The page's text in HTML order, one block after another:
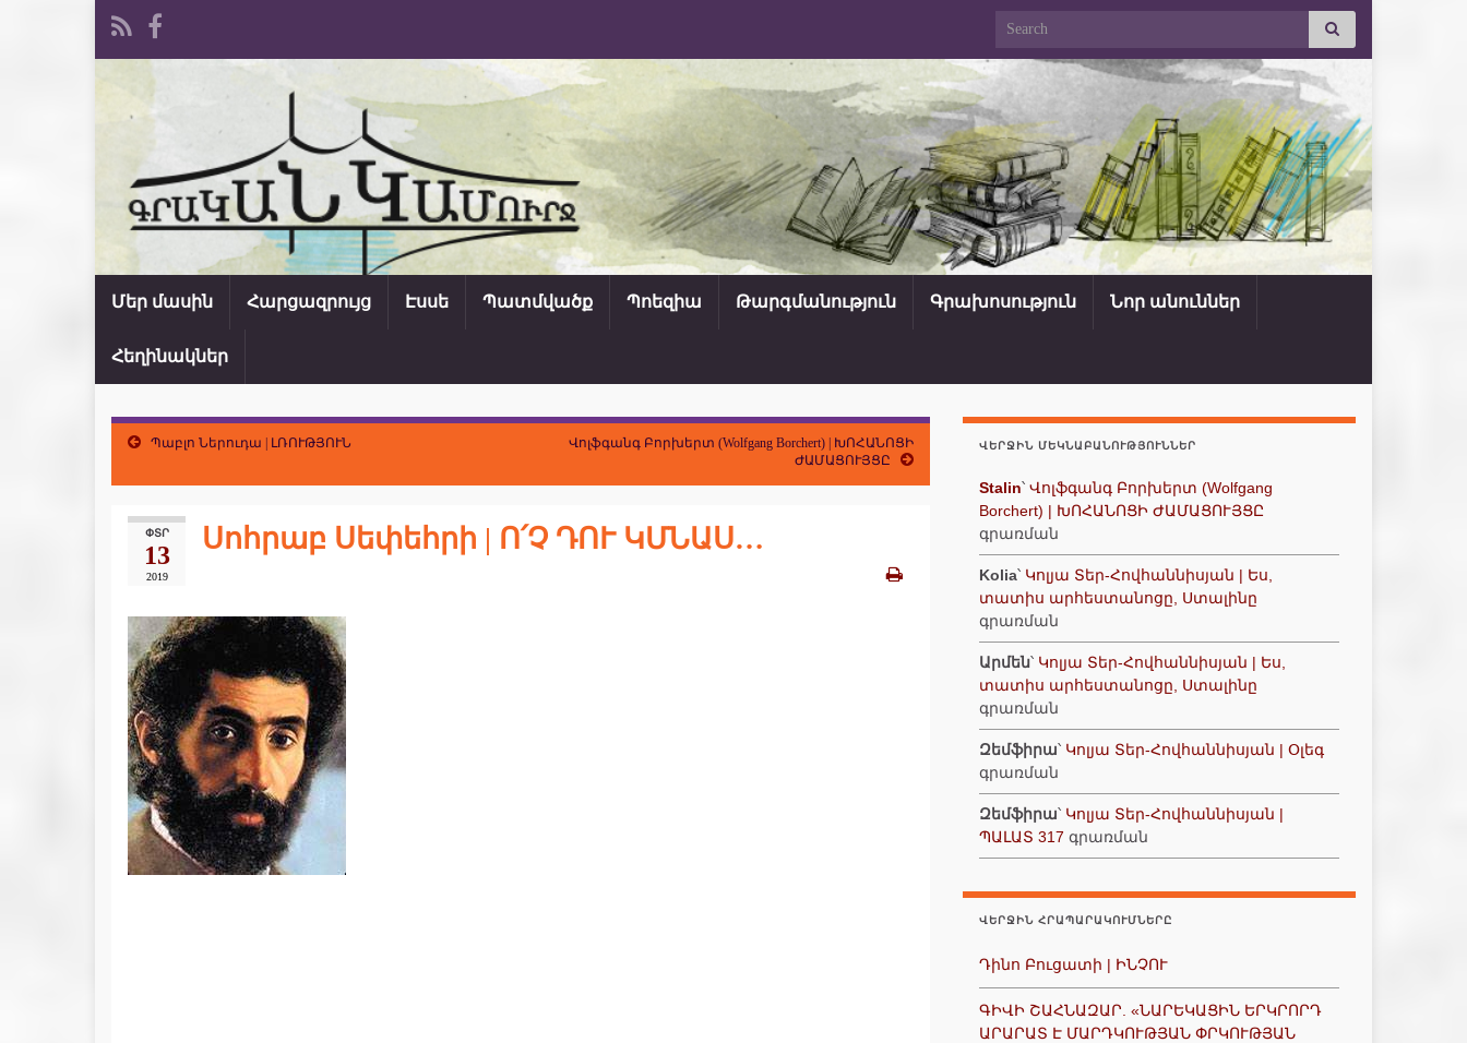
Search for:
Մեր մասին Հարցազրույց Էսսե Պատմվածք Պոեզիա Թարգմանություն Գրախոսություն Նոր անուններ
Հեղինակներ
Պաբլո Ներուդա | ԼՌՈՒԹՅՈՒՆ
Վոլֆգանգ Բորխերտ (Wolfgang Borchert) | ԽՈՀԱՆՈՑԻ
ԺԱՄԱՑՈՒՅՑԸ
ՓՏՐ
13
2019
Սոհրաբ Սեփեհրի | Ո՛Չ ԴՈՒ ԿՄՆԱՍ…
ՎԵՐՋԻՆ ՄԵԿՆԱԲԱՆՈՒԹՅՈՒՆՆԵՐ
Stalin՝ Վոլֆգանգ Բորխերտ (Wolfgang
Borchert) | ԽՈՀԱՆՈՑԻ ԺԱՄԱՑՈՒՅՑԸ
գրառման
Kolia՝ Կոլյա Տեր-Հովհաննիսյան | Ես,
տատիս արհեստանոցը, Ստալինը
գրառման
Արմեն՝ Կոլյա Տեր-Հովհաննիսյան | Ես,
տատիս արհեստանոցը, Ստալինը
գրառման
Զեմֆիրա՝ Կոլյա Տեր-Հովհաննիսյան | Օլեգ
գրառման
Զեմֆիրա՝ Կոլյա Տեր-Հովհաննիսյան |
ՊԱԼԱՏ 317 գրառման
ՎԵՐՋԻՆ ՀՐԱՊԱՐԱԿՈՒՄՆԵՐԸ
Դինո Բուցատի | ԻՆՉՈՒ
ԳԻՎԻ ՇԱՀՆԱԶԱՐ. «ՆԱՐԵԿԱՑԻՆ ԵՐԿՐՈՐԴ
ԱՐԱՐԱՏ Է ՄԱՐԴԿՈՒԹՅԱՆ ՓՐԿՈՒԹՅԱՆ